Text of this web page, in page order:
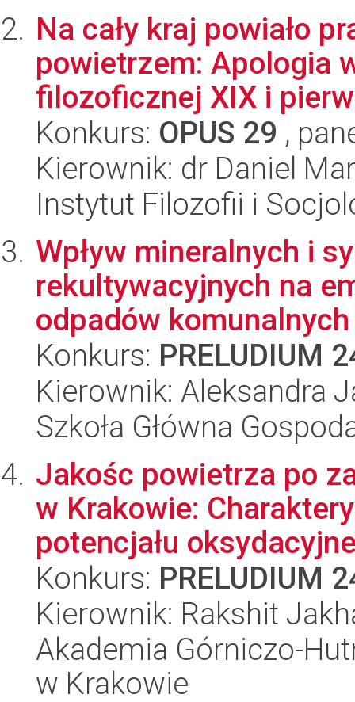
Na cały kraj powiało
powietrzem: Apologia
filozoficznej XIX i
Konkurs: OPUS 29 ,
Kierownik: dr Daniel
Instytut Filozofii i
Wpływ mineralnych i
rekultywacyjnych na
odpadów
Konkurs: PRELUDIUM
Kierownik: Aleksandra
Szkoła Główna
Jakośc powietrza po
w Krakowie:
potencjału
Konkurs: PRELUDIUM
Kierownik: Rakshit
Akademia Górniczo-
w Krakowie